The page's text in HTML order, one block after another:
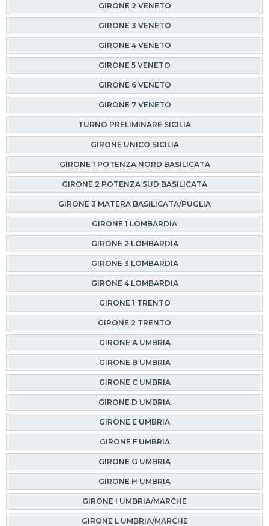
GIRONE 2 VENETO
GIRONE 3 VENETO
GIRONE 4 VENETO
GIRONE 5 VENETO
GIRONE 6 VENETO
GIRONE 7 VENETO
TURNO PRELIMINARE SICILIA
GIRONE UNICO SICILIA
GIRONE 1 POTENZA NORD BASILICATA
GIRONE 2 POTENZA SUD BASILICATA
GIRONE 3 MATERA BASILICATA/PUGLIA
GIRONE 1 LOMBARDIA
GIRONE 2 LOMBARDIA
GIRONE 3 LOMBARDIA
GIRONE 4 LOMBARDIA
GIRONE 1 TRENTO
GIRONE 2 TRENTO
GIRONE A UMBRIA
GIRONE B UMBRIA
GIRONE C UMBRIA
GIRONE D UMBRIA
GIRONE E UMBRIA
GIRONE F UMBRIA
GIRONE G UMBRIA
GIRONE H UMBRIA
GIRONE I UMBRIA/MARCHE
GIRONE L UMBRIA/MARCHE